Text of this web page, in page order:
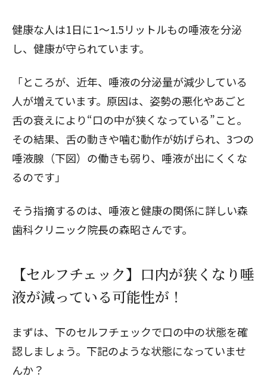
健康な人は1日に1～1.5リットルもの唾液を分泌
し、健康が守られています。
「ところが、近年、唾液の分泌量が減少している
人が増えています。原因は、姿勢の悪化やあごと
舌の衰えにより“口の中が狭くなっている”こと。
その結果、舌の動きや噛む動作が妨げられ、3つの
唾液腺（下図）の働きも弱り、唾液が出にくくな
るのです」
そう指摘するのは、唾液と健康の関係に詳しい森
歯科クリニック院長の森昭さんです。
【セルフチェック】口内が狭くなり唾
液が減っている可能性が！
まずは、下のセルフチェックで口の中の状態を確
認しましょう。下記のような状態になっていませ
んか？